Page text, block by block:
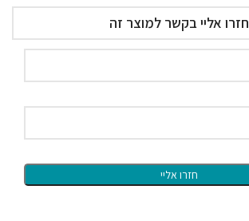
חזרו אליי בקשר למוצר זה